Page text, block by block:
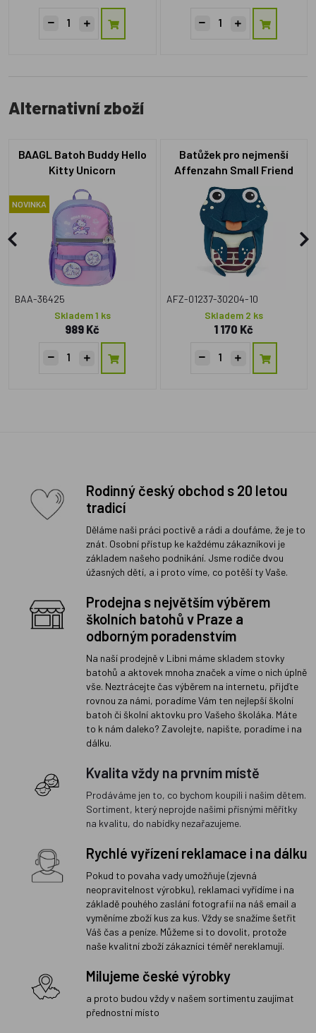
Alternativní zboží
BAAGL Batoh Buddy Hello
Kitty Unicorn
NOVINKA
BAA-36425
Skladem 1 ks
989 Kč
Batůžek pro nejmenší
Affenzahn Small Friend
Turtle modrý
AFZ-01237-30204-10
Skladem 2 ks
1 170 Kč
Rodinný český obchod s 20 letou
tradicí
Děláme naši práci poctivě a rádi a doufáme, že je to
znát. Osobní přístup ke každému zákazníkovi je
základem našeho podnikání. Jsme rodiče dvou
úžasných dětí, a i proto víme, co potěší ty Vaše.
Prodejna s největším výběrem
školních batohů v Praze a
odborným poradenstvím
Na naší prodejně v Libni máme skladem stovky
batohů a aktovek mnoha značek a víme o nich úplně
vše. Neztrácejte čas výběrem na internetu, přijďte
rovnou za námi, poradíme Vám ten nejlepší školní
batoh či školní aktovku pro Vašeho školáka. Máte
to k nám daleko? Zavolejte, napište, poradíme i na
dálku.
Kvalita vždy na prvním místě
Prodáváme jen to, co bychom koupili i našim dětem.
Sortiment, který neprojde našimi přísnými měřítky
na kvalitu, do nabídky nezařazujeme.
Rychlé vyřízení reklamace i na dálku
Pokud to povaha vady umožňuje (zjevná
neopravitelnost výrobku), reklamaci vyřídíme i na
základě pouhého zaslání fotografií na náš email a
vyměníme zboží kus za kus. Vždy se snažíme šetřit
Váš čas a peníze. Můžeme si to dovolit, protože
naše kvalitní zboží zákazníci téměř nereklamují.
Milujeme české výrobky
a proto budou vždy v našem sortimentu zaujímat
přednostní místo